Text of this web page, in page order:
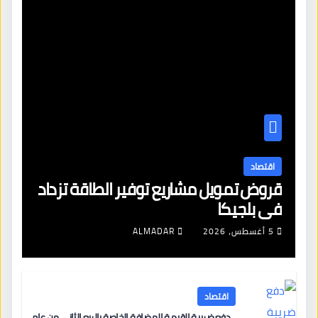
اقتصاد
قروض تمويل مشاريع توفير الطاقة تزداد
في بلجيكا
5 أغسطس، 2026 ALMADAR
اقتصاد